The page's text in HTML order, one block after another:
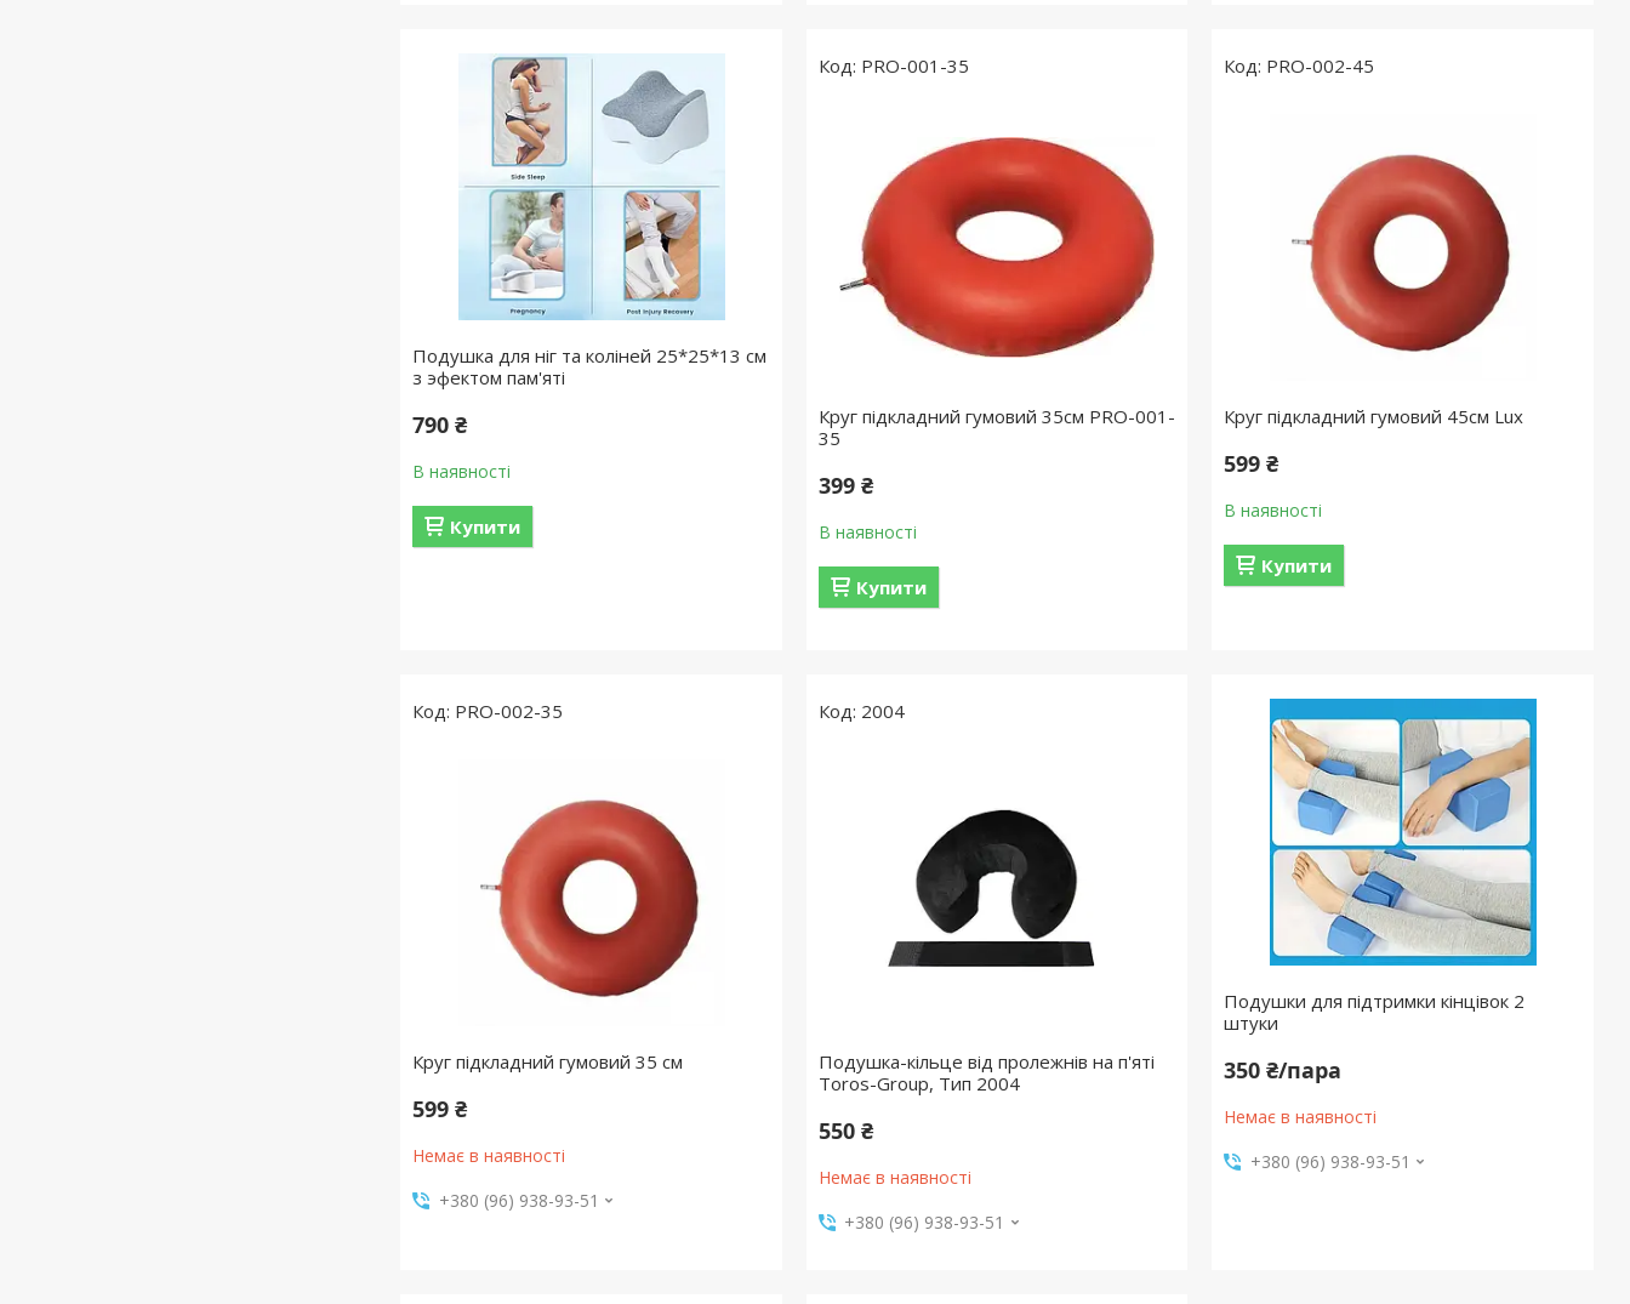
Подушка для ніг та коліней 25*25*13 см
з эфектом пам'яті
790 ₴
В наявності
Купити
PRO-001-35
Круг підкладний гумовий 35см PRO-001-
35
399 ₴
В наявності
Купити
PRO-002-45
Круг підкладний гумовий 45см Lux
599 ₴
В наявності
Купити
PRO-002-35
Круг підкладний гумовий 35 см
599 ₴
Немає в наявності
+380 (96) 938-93-51
2004
Подушка-кільце від пролежнів на п'яті
Toros-Group, Тип 2004
550 ₴
Немає в наявності
+380 (96) 938-93-51
Подушки для підтримки кінцівок 2
штуки
350 ₴/пара
Немає в наявності
+380 (96) 938-93-51